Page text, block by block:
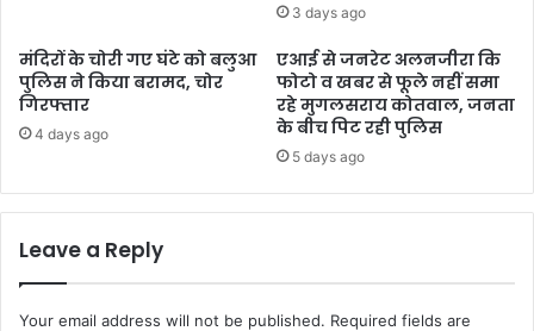
3 days ago
मंदिरों के चोरी गए घंटे को बलुआ
पुलिस ने किया बरामद, चोर
गिरफ्तार
4 days ago
एआई से जनरेट अलनजीरा कि
फोटो व खबर से फूले नहीं समा
रहे मुगलसराय कोतवाल, जनता
के बीच पिट रही पुलिस
5 days ago
Leave a Reply
Your email address will not be published. Required fields are